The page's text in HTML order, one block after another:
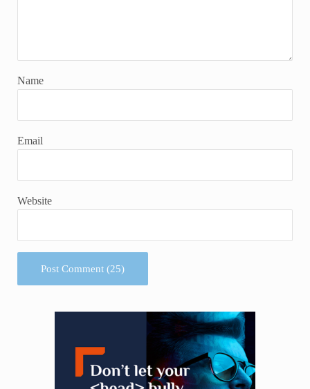
Name
Email
Website